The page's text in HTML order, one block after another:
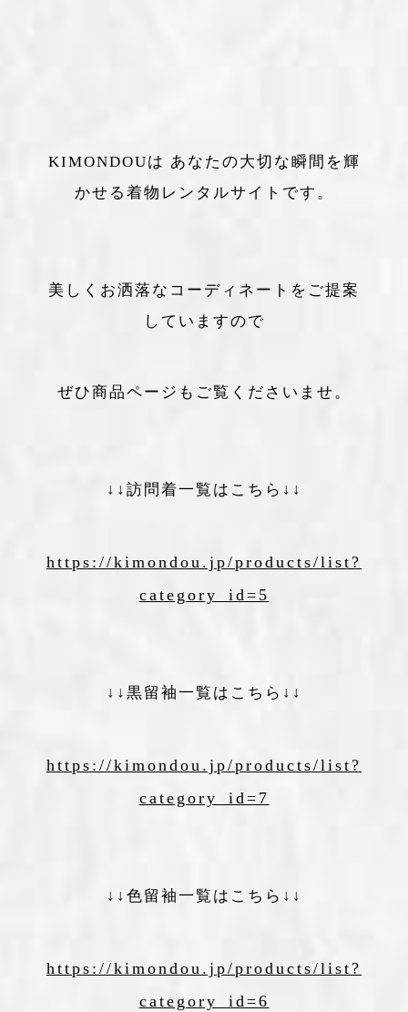
KIMONDOUは あなたの大切な瞬間を輝
かせる着物レンタルサイトです。
美しくお洒落なコーディネートをご提案
していますので
ぜひ商品ページもご覧くださいませ。
↓↓訪問着一覧はこちら↓↓
https://kimondou.jp/products/list?
category_id=5
↓↓黒留袖一覧はこちら↓↓
https://kimondou.jp/products/list?
category_id=7
↓↓色留袖一覧はこちら↓↓
https://kimondou.jp/products/list?
category_id=6